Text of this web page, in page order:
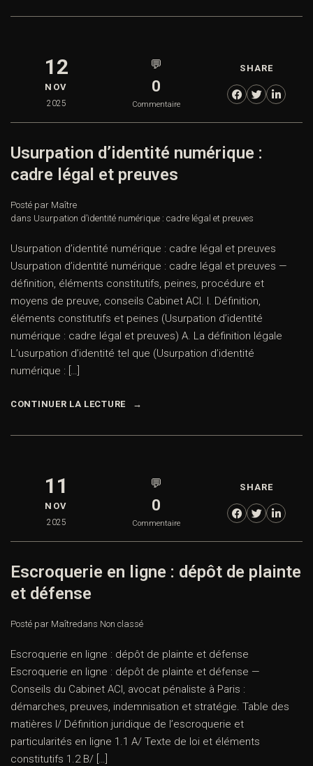
12
NOV
2025
💬
0
Commentaire
SHARE
Usurpation d’identité numérique :
cadre légal et preuves
Posté par Maître
dans Usurpation d’identité numérique : cadre légal et preuves
Usurpation d’identité numérique : cadre légal et preuves
Usurpation d’identité numérique : cadre légal et preuves —
définition, éléments constitutifs, peines, procédure et
moyens de preuve, conseils Cabinet ACI. I. Définition,
éléments constitutifs et peines (Usurpation d’identité
numérique : cadre légal et preuves) A. La définition légale
L’usurpation d’identité tel que (Usurpation d’identité
numérique : […]
CONTINUER LA LECTURE
11
NOV
2025
💬
0
Commentaire
SHARE
Escroquerie en ligne : dépôt de plainte
et défense
Posté par Maîtredans Non classé
Escroquerie en ligne : dépôt de plainte et défense
Escroquerie en ligne : dépôt de plainte et défense —
Conseils du Cabinet ACI, avocat pénaliste à Paris :
démarches, preuves, indemnisation et stratégie. Table des
matières I/ Définition juridique de l’escroquerie et
particularités en ligne 1.1 A/ Texte de loi et éléments
constitutifs 1.2 B/ […]